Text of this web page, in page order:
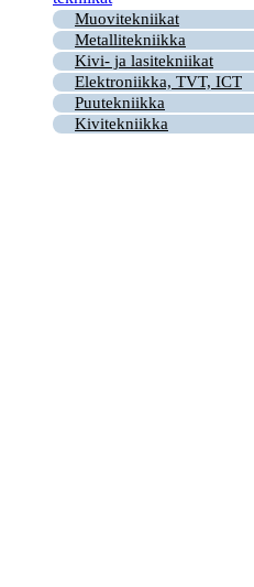
Muovitekniikat
Metallitekniikka
Kivi- ja lasitekniikat
Elektroniikka, TVT, ICT
Puutekniikka
Kivitekniikka